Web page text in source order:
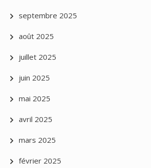
septembre 2025
août 2025
juillet 2025
juin 2025
mai 2025
avril 2025
mars 2025
février 2025